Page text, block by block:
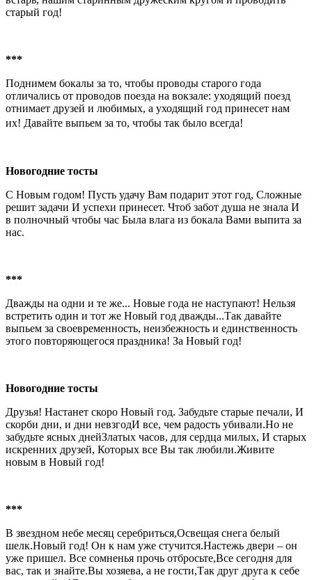
старый год!
***
Поднимем бокалы за то, чтобы проводы старого года
отличались от проводов поезда на вокзале: уходящий поезд
отнимает друзей и любимых, а уходящий год принесет нам
их! Давайте выпьем за то, чтобы так было всегда!
Новогодние тосты
С Новым годом! Пусть удачу Вам подарит этот год, Сложные
решит задачи И успехи принесет. Чтоб забот душа не знала И
в полночный чтобы час Была влага из бокала Вами выпита за
нас.
***
Дважды на одни и те же... Новые года не наступают! Нельзя
встретить один и тот же Новый год дважды...Так давайте
выпьем за своевременность, неизбежность и единственность
этого повторяющегося праздника! За Новый год!
Новогодние тосты
Друзья! Настанет скоро Новый год. Забудьте старые печали, И
скорби дни, и дни невзгодИ все, чем радость убивали.Но не
забудьте ясных днейЗлатых часов, для сердца милых, И старых
искренних друзей, Которых все Вы так любили.Живите
новым в Новый год!
***
В звездном небе месяц серебриться,Освещая снега белый
шелк.Новый год! Он к нам уже стучится.Настежь двери – он
уже пришел. Все сомненья прочь отбросьте,Все сегодня для
вас, так и знайте.Вы хозяева, а не гости,Так друг друга к себе